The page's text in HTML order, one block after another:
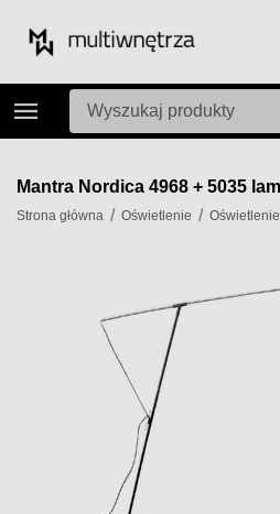
Mantra Nordica 4968 + 5035
Strona główna / Oświetlenie /